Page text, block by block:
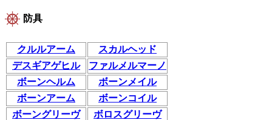
防具
クルルアーム
スカルヘッド
デスギアゲヒル
ファルメルマーノ
ボーンヘルム
ボーンメイル
ボーンアーム
ボーンコイル
ボーングリーヴ
ボロスグリーヴ